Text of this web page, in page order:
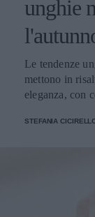
unghie
Le tendenze
mettono in
eleganza, con
STEFANIA